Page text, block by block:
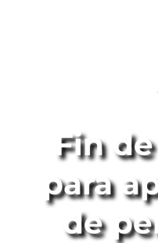
Fin
para
de